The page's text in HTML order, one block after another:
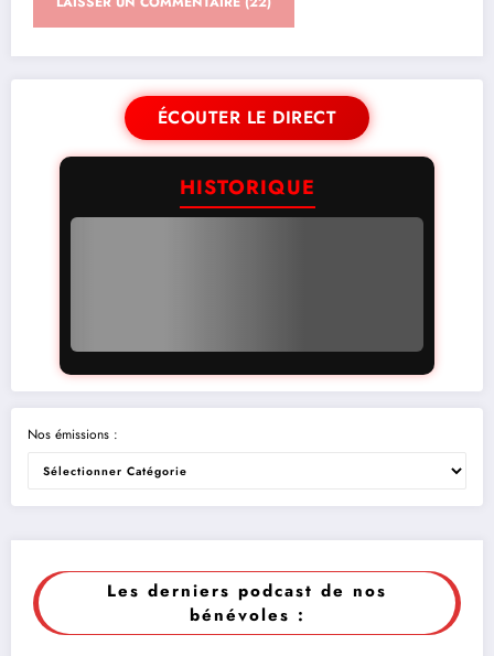
ÉCOUTER LE DIRECT
HISTORIQUE
Nos émissions :
Les derniers podcast de nos
bénévoles :